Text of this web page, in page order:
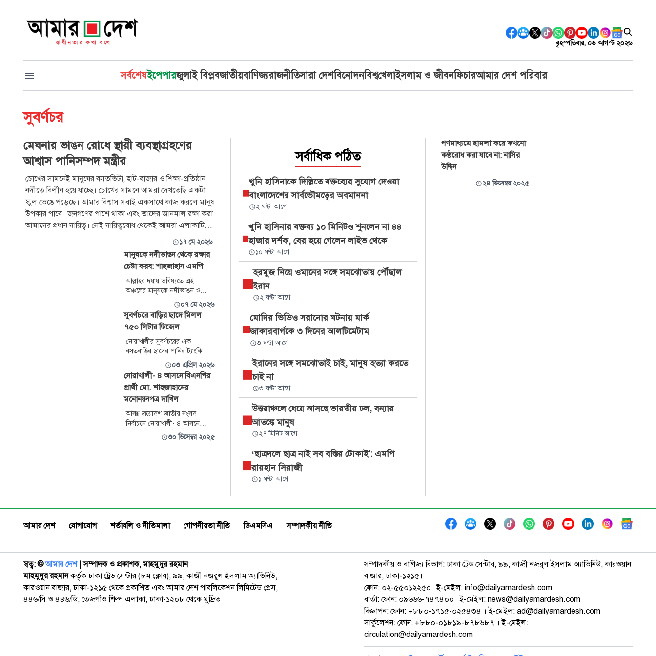
বৃহস্পতিবার, ০৬ আগস্ট ২০২৬
সর্বশেষইপেপারজুলাই বিপ্লবজাতীয়বাণিজ্যরাজনীতিসারা দেশবিনোদনবিশ্বখেলাইসলাম ও জীবনফিচারআমার দেশ পরিবার
সুবর্ণচর
মেঘনার ভাঙন রোধে স্থায়ী ব্যবস্থাগ্রহণের
আশ্বাস পানিসম্পদ মন্ত্রীর
চোখের সামনেই মানুষের বসতভিটা, হাট-বাজার ও শিক্ষা-প্রতিষ্ঠান
নদীতে বিলীন হয়ে যাচ্ছে। চোখের সামনে আমরা দেখতেছি একটা
স্কুল ভেঙে পড়েছে। আমার বিশ্বাস সবাই একসাথে কাজ করলে মানুষ
উপকার পাবে। জনগণের পাশে থাকা এবং তাদের জানমাল রক্ষা করা
আমাদের প্রধান দায়িত্ব। সেই দায়িত্ববোধ থেকেই আমরা এলাকাটি
১৭ মে ২০২৬
মানুষকে নদীভাঙন থেকে রক্ষার
চেষ্টা করব: শাহজাহান এমপি
আল্লাহর দয়ায় ভবিষ্যতে এই
অঞ্চলের মানুষকে নদীভাঙন ও
প্রাকৃতিক দুর্যোগ থেকে রক্ষার চেষ্টা
করব ইনশাল্লাহ। আগামী বর্ষাতে
যাতে ব্যাপক ক্ষয়ক্ষতি না হয়, সে
জন্য ক্ষতি রোধে আপাতত জিও ব্যাগ
দিচ্ছি। যে সকল এলাকায় ভাঙনের
ঝুঁকি বেশি এই স্পটগুলোতে
আপাতত জিও ব্যাক দিব। পরবর্তীতে
এটাকে পারমানান্ট সলিউশনের ব্যবস
০৭ মে ২০২৬
সুবর্ণচরে বাড়ির ছাদে মিলল
৭৫০ লিটার ডিজেল
নোয়াখালীর সুবর্ণচরের এক
বসতবাড়ির ছাদের পানির ট্যাংকিতে
অবৈধভাবে মজুত রাখা ৭৫০ লিটার
ডিজেল জব্দ করেছে প্রশাসন। এ
ঘটনায় সংশ্লিষ্ট এক ব্যক্তিকে
জরিমানাও করা হয়েছে। বৃহস্পতিবার
(২ এপ্রিল) রাতে গোপন সংবাদের
ভিত্তিতে অভিযান পরিচালনা করেন
নির্বাহী ম্যাজিস্ট্রেট ও সুবর্ণচর
০৩ এপ্রিল ২০২৬
নোয়াখালী- ৪ আসনে বিএনপির
প্রার্থী মো. শাহজাহানের
মনোনয়নপত্র দাখিল
আসন্ন ত্রয়োদশ জাতীয় সংসদ
নির্বাচনে নোয়াখালী- ৪ আসনে
বিএনপির প্রার্থী ও দলের ভাইস
চেয়ারম্যান মো. শাহজাহান
৩০ ডিসেম্বর ২০২৫
সর্বাধিক পঠিত
খুনি হাসিনাকে দিল্লিতে বক্তব্যের সুযোগ দেওয়া
বাংলাদেশের সার্বভৌমত্বের অবমাননা
২ ঘণ্টা আগে
খুনি হাসিনার বক্তব্য ১০ মিনিটও শুনলেন না ৪৪
হাজার দর্শক, বের হয়ে গেলেন লাইভ থেকে
১০ ঘণ্টা আগে
হরমুজ নিয়ে ওমানের সঙ্গে সমঝোতায় পৌঁছাল
ইরান
২ ঘণ্টা আগে
মোদির ভিডিও সরানোর ঘটনায় মার্ক
জাকারবার্গকে ৩ দিনের আলটিমেটাম
৩ ঘণ্টা আগে
ইরানের সঙ্গে সমঝোতাই চাই, মানুষ হত্যা করতে
চাই না
৩ ঘণ্টা আগে
উত্তরাঞ্চলে ধেয়ে আসছে ভারতীয় ঢল, বন্যার
আতঙ্কে মানুষ
২৭ মিনিট আগে
‘ছাত্রদলে ছাত্র নাই সব বস্তির টোকাই': এমপি
রায়হান সিরাজী
১ ঘণ্টা আগে
গণমাধ্যমে হামলা করে কখনো
কণ্ঠরোধ করা যাবে না: নাসির
উদ্দিন
২৪ ডিসেম্বর ২০২৫
আমার দেশ যোগাযোগ শর্তাবলি ও নীতিমালা গোপনীয়তা নীতি ডিএমসিএ সম্পাদকীয় নীতি
স্বত্ব: ©️আমার দেশ| সম্পাদক ও প্রকাশক, মাহমুদুর রহমান
মাহমুদুর রহমানকর্তৃক ঢাকা ট্রেড সেন্টার (৮ম ফ্লোর), ৯৯, কাজী নজরুল ইসলাম অ্যাভিনিউ,
কারওয়ান বাজার, ঢাকা-১২১৫ থেকে প্রকাশিত এবং আমার দেশ পাবলিকেশন লিমিটেড প্রেস,
৪৪৬/সি ও ৪৪৬/ডি, তেজগাঁও শিল্প এলাকা, ঢাকা-১২০৮ থেকে মুদ্রিত।
সম্পাদকীয় ও বাণিজ্য বিভাগ: ঢাকা ট্রেড সেন্টার, ৯৯, কাজী নজরুল ইসলাম অ্যাভিনিউ, কারওয়ান
বাজার, ঢাকা-১২১৫।
ফোন: ০২-৫৫০১২২৫০। ই-মেইল: info@dailyamardesh.com
বার্তা: ফোন: ০৯৬৬৬-৭৪৭৪০০। ই-মেইল: news@dailyamardesh.com
বিজ্ঞাপন: ফোন: +৮৮০-১৭১৫-০২৫৪৩৪ । ই-মেইল: ad@dailyamardesh.com
সার্কুলেশন: ফোন: +৮৮০-০১৮১৯-৮৭৮৬৮৭ । ই-মেইল:
circulation@dailyamardesh.com